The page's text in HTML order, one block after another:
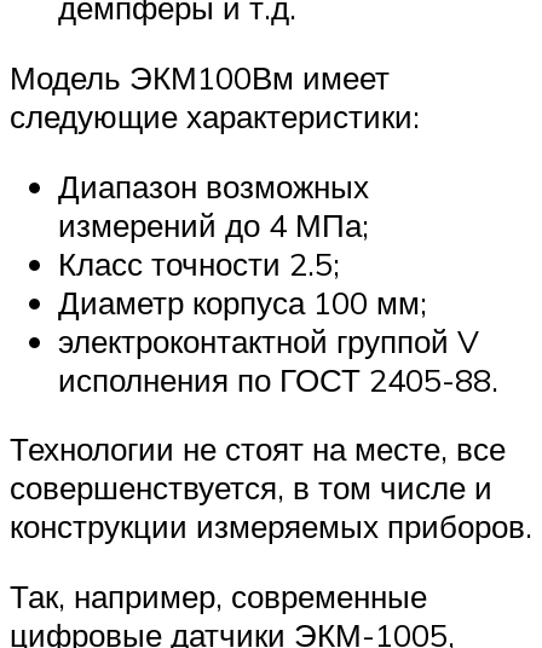
Модель ЭКМ100Вм имеет
следующие характеристики:
Диапазон возможных
измерений до 4 МПа;
Класс точности 2.5;
Диаметр корпуса 100 мм;
электроконтактной группой V
исполнения по ГОСТ 2405-88.
Технологии не стоят на месте, все
совершенствуется, в том числе и
конструкции измеряемых приборов.
Так, например, современные
цифровые датчики ЭКМ-1005,